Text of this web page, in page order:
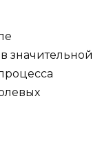
значительной